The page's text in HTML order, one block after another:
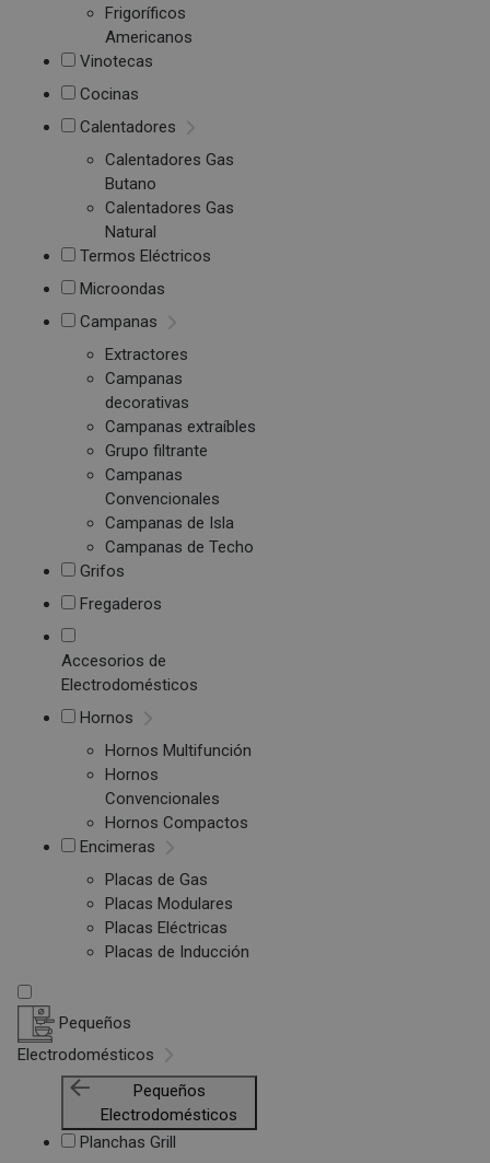
Frigoríficos
Americanos
Vinotecas
Cocinas
Calentadores
Calentadores Gas
Butano
Calentadores Gas
Natural
Termos Eléctricos
Microondas
Campanas
Extractores
Campanas
decorativas
Campanas extraíbles
Grupo filtrante
Campanas
Convencionales
Campanas de Isla
Campanas de Techo
Grifos
Fregaderos
Accesorios de
Electrodomésticos
Hornos
Hornos Multifunción
Hornos
Convencionales
Hornos Compactos
Encimeras
Placas de Gas
Placas Modulares
Placas Eléctricas
Placas de Inducción
Pequeños
Electrodomésticos
Pequeños
Electrodomésticos
Planchas Grill